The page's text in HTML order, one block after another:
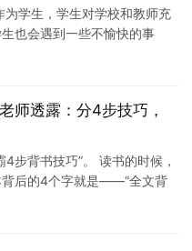
学生，学生对学校和教师充
也会遇到一些不愉快的事
师透露：分4步技巧，
步背书技巧”。 读书的时候，
背后的4个字就是——“全文背